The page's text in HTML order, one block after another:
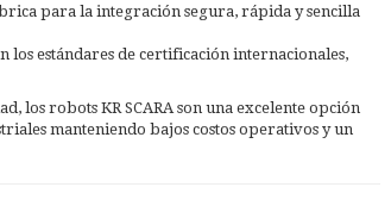
para la integración segura, rápida y sencilla
los estándares de certificación internacionales,
los robots KR SCARA son una excelente opción
manteniendo bajos costos operativos y un